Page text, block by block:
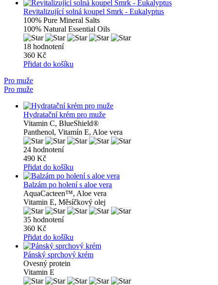
Revitalizující solná koupel Smrk - Eukalyptus
100% Pure Mineral Salts
100% Natural Essential Oils
18 hodnotení
360 Kč
Přidat do košíku
Pro muže
Pro muže
Hydratační krém pro muže
Vitamin C, BlueShield®
Panthenol, Vitamín E, Aloe vera
24 hodnotení
490 Kč
Přidat do košíku
Balzám po holení s aloe vera
AquaCacteen™, Aloe vera
Vitamin E, Měsíčkový olej
35 hodnotení
360 Kč
Přidat do košíku
Pánský sprchový krém
Ovesný protein
Vitamin E